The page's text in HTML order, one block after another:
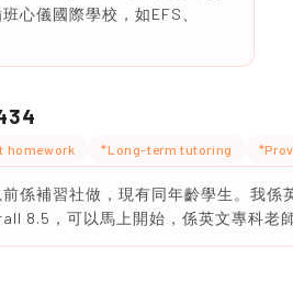
心儀國際學校，如EFS、
homework *Long-term tutoring
係補習社做，現有同年齡學生。我係
8.5，可以馬上開始，係英文專科老